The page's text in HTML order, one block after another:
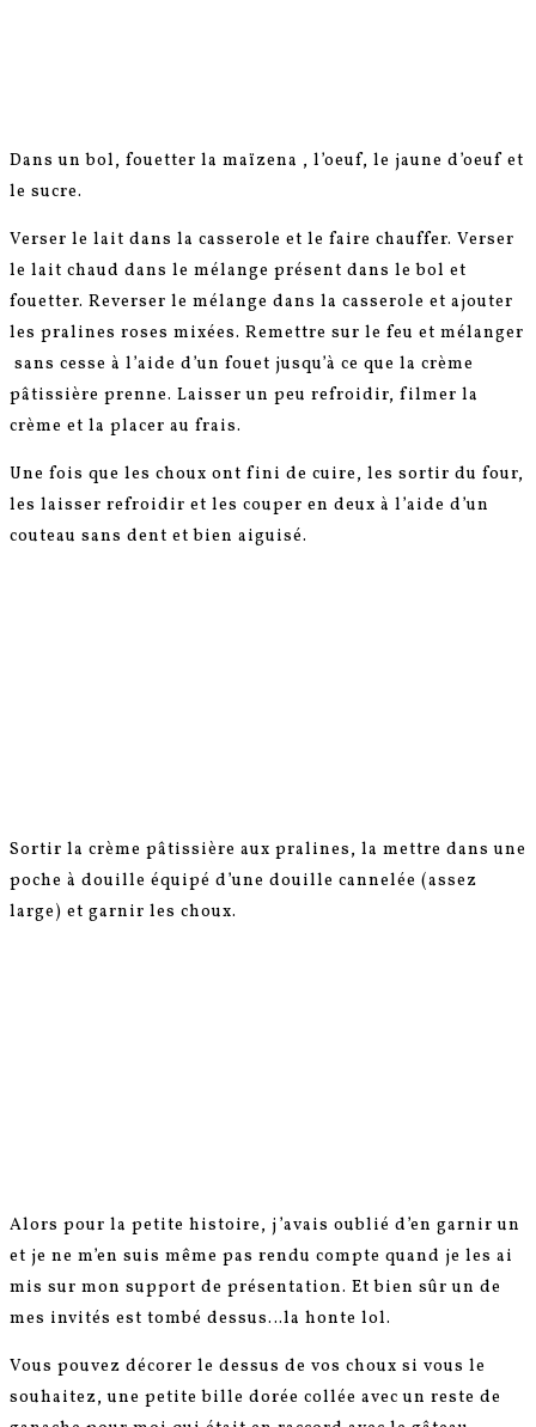
Dans un bol, fouetter la maïzena , l’oeuf, le jaune d’oeuf et
le sucre.
Verser le lait dans la casserole et le faire chauffer. Verser
le lait chaud dans le mélange présent dans le bol et
fouetter. Reverser le mélange dans la casserole et ajouter
les pralines roses mixées. Remettre sur le feu et mélanger
sans cesse à l’aide d’un fouet jusqu’à ce que la crème
pâtissière prenne. Laisser un peu refroidir, filmer la
crème et la placer au frais.
Une fois que les choux ont fini de cuire, les sortir du four,
les laisser refroidir et les couper en deux à l’aide d’un
couteau sans dent et bien aiguisé.
Sortir la crème pâtissière aux pralines, la mettre dans une
poche à douille équipé d’une douille cannelée (assez
large) et garnir les choux.
Alors pour la petite histoire, j’avais oublié d’en garnir un
et je ne m’en suis même pas rendu compte quand je les ai
mis sur mon support de présentation. Et bien sûr un de
mes invités est tombé dessus…la honte lol.
Vous pouvez décorer le dessus de vos choux si vous le
souhaitez, une petite bille dorée collée avec un reste de